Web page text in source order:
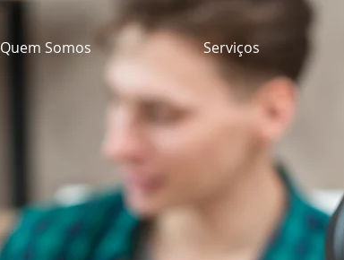
Quem Somos Serviços